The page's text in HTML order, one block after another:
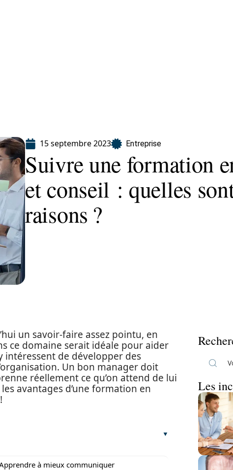
15 septembre 2023 Entreprise
Suivre une formation
et conseil : quelles
raisons ?
un savoir-faire assez pointu, en
ce domaine serait idéale pour aider
intéressent de développer des
Un bon manager doit
réellement ce qu’on attend de lui
avantages d’une formation en
à mieux communiquer
Les